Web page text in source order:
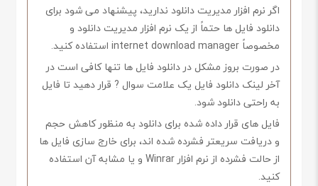
اگر نرم افزار مدیریت دانلود ندارید، پیشنهاد می شود برای
دانلود فایل ها حتماً از یک نرم افزار مدیریت دانلود و
مخصوصاً internet download manager استفاده کنید.
در صورت بروز مشکل در دانلود فایل ها تنها کافی است در
آخر لینک دانلود فایل یک علامت سوال ? قرار دهید تا فایل
به راحتی دانلود شود.
فایل های قرار داده شده برای دانلود به منظور کاهش حجم
و دریافت سریعتر فشرده شده اند، برای خارج سازی فایل ها
از حالت فشرده از نرم افزار Winrar و یا مشابه آن استفاده
کنید.